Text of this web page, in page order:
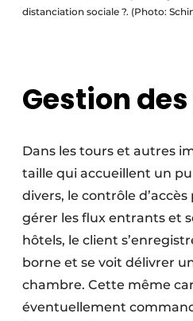
distanciation sociale ?. (Photo:
Gestion
Dans les tours et autres
taille qui accueillent un
divers, le contrôle
gérer les flux entrants et
hôtels, le client
borne et se voit délivrer
chambre. Cette même
éventuellement